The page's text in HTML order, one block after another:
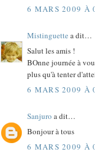
6 MARS 2009 À
Mistinguette a dit…
Salut les amis !
BOnne journée à
plus qu'à tenter
6 MARS 2009 À
Sanjuro a dit…
Bonjour à tous
6 MARS 2009 À